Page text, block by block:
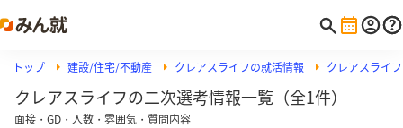
トップ 建設/住宅/不動産 クレアスライフの就活情報 クレアスライ
クレアスライフの二次選考情報一覧（全1件）
面接・GD・人数・雰囲気・質問内容